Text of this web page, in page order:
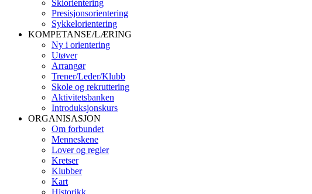
Skiorientering
Presisjonsorientering
Sykkelorientering
KOMPETANSE/LÆRING
Ny i orientering
Utøver
Arrangør
Trener/Leder/Klubb
Skole og rekruttering
Aktivitetsbanken
Introduksjonskurs
ORGANISASJON
Om forbundet
Menneskene
Lover og regler
Kretser
Klubber
Kart
Historikk